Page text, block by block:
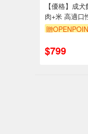
【優格】成
肉+米 高適口
贈
$799